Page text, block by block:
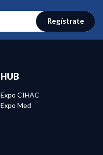
Regístrate
HUB
Expo CIHAC
Expo Med